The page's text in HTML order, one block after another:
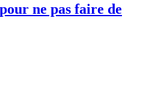
ne pas faire de